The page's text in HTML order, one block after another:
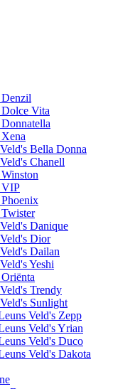
Denzil
Vita
Bella Donna
Chanell
VIP
Danique
Dior
Dailan
Yeshi
Trendy
Sunlight
Veld's Zepp
Veld's Yrian
Veld's Duco
Veld's Dakota